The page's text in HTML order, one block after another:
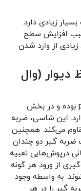
زیادی دارد.
سبب افزایش سطح
از وارد شدن
(وال
ضربه گیر دیوار بیمارستانی از جنس pvc بوده و در بخش
این شاسی، ضربه
می‌کند. همچنین
گیر دو چندان
درپوش‌هایی تعبیه
از ورود هر گونه
به واسطه وجود
ضربه گیر را در هر